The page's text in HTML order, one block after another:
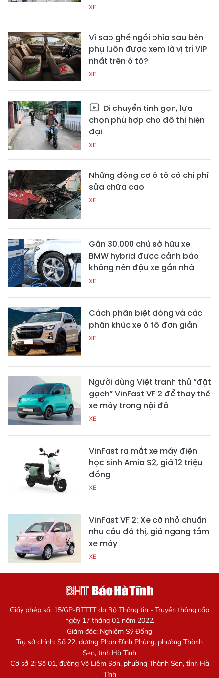
XE
Vì sao ghế ngồi phía sau bên
phụ luôn được xem là vị trí VIP
nhất trên ô tô?
XE
Di chuyển tinh gọn, lựa
chọn phù hợp cho đô thị hiện
đại
XE
Những động cơ ô tô có chi phí
sửa chữa cao
XE
Gần 30.000 chủ sở hữu xe
BMW hybrid được cảnh báo
không nên đậu xe gần nhà
XE
Cách phân biệt dòng và các
phân khúc xe ô tô đơn giản
XE
Người dùng Việt tranh thủ “đặt
gạch” VinFast VF 2 để thay thế
xe máy trong nội đô
XE
VinFast ra mắt xe máy điện
học sinh Amio S2, giá 12 triệu
đồng
XE
VinFast VF 2: Xe cỡ nhỏ chuẩn
nhu cầu đô thị, giá ngang tầm
xe máy
XE
Giấy phép số: 15/GP-BTTTT do Bộ Thông tin - Truyền thông cấp
ngày 17 tháng 01 năm 2022.
Giám đốc: Nghiêm Sỹ Đống
Trụ sở chính: Số 22, đường Phan Đình Phùng, phường Thành
Sen, tỉnh Hà Tĩnh
Cơ sở 2: Số 01, đường Võ Liêm Sơn, phường Thành Sen, tỉnh Hà
Tĩnh